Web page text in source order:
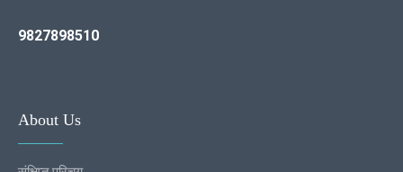
9827898510
About Us